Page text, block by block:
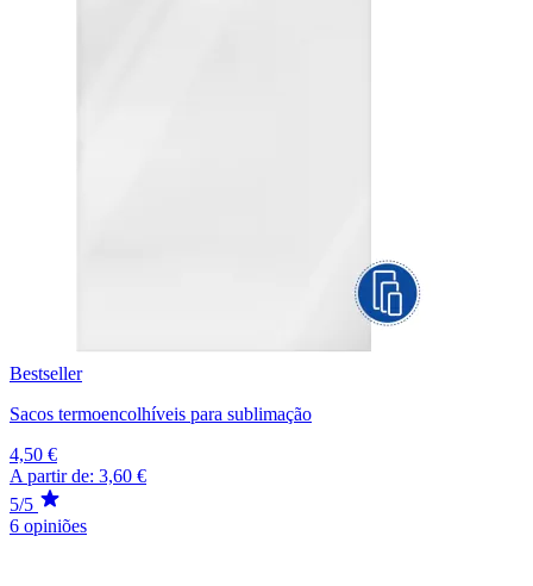
Bestseller
Sacos termoencolhíveis para sublimação
4,50 €
A partir de: 3,60 €
5/5
6 opiniões